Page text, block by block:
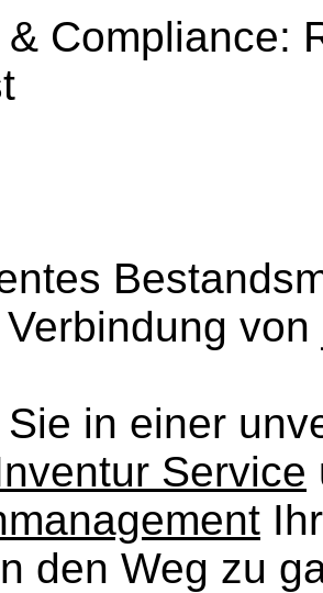
Compliance:
von
in einer
Service
den Weg zu